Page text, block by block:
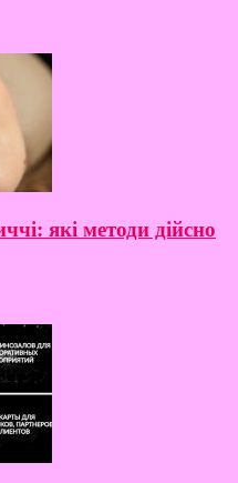
які методи дійсно